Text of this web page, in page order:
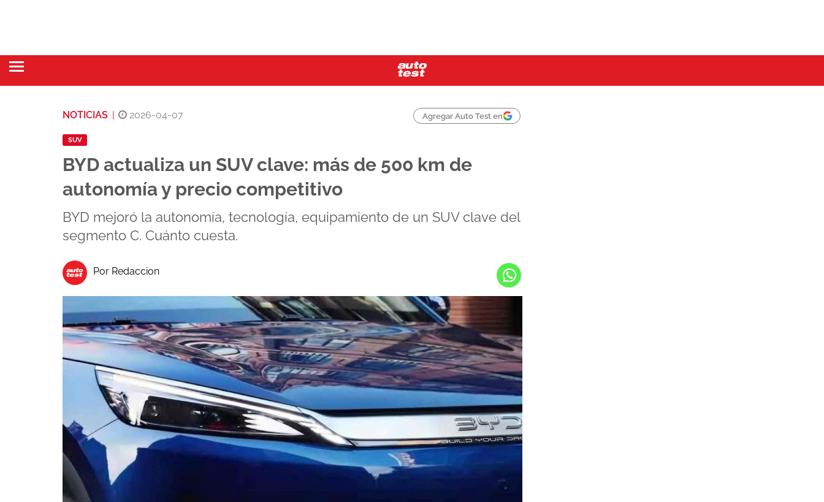
NOTICIAS 2026-04-07 Agregar Auto Test en
SUV
BYD actualiza un SUV clave: más de 500 km de
autonomía y precio competitivo
BYD mejoró la autonomía, tecnología, equipamiento de un SUV clave del
segmento C. Cuánto cuesta.
Por Redaccion